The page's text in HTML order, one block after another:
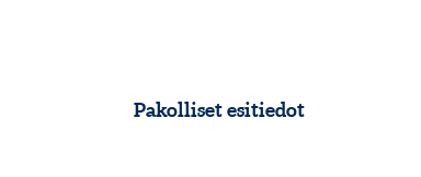
Pakolliset esitiedot